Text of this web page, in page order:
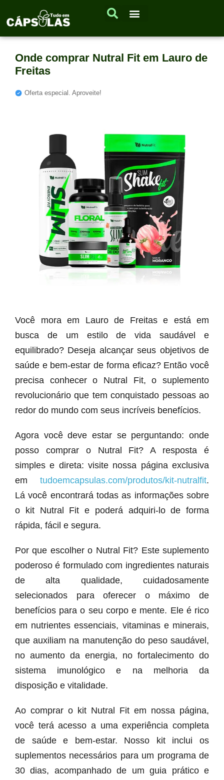
Onde comprar Nutral Fit em Lauro de
Freitas
Oferta especial. Aproveite!
Você mora em Lauro de Freitas e está em
busca de um estilo de vida saudável e
equilibrado? Deseja alcançar seus objetivos de
saúde e bem-estar de forma eficaz? Então você
precisa conhecer o Nutral Fit, o suplemento
revolucionário que tem conquistado pessoas ao
redor do mundo com seus incríveis benefícios.
Agora você deve estar se perguntando: onde
posso comprar o Nutral Fit? A resposta é
simples e direta: visite nossa página exclusiva
em tudoemcapsulas.com/produtos/kit-nutralfit.
Lá você encontrará todas as informações sobre
o kit Nutral Fit e poderá adquiri-lo de forma
rápida, fácil e segura.
Por que escolher o Nutral Fit? Este suplemento
poderoso é formulado com ingredientes naturais
de alta qualidade, cuidadosamente
selecionados para oferecer o máximo de
benefícios para o seu corpo e mente. Ele é rico
em nutrientes essenciais, vitaminas e minerais,
que auxiliam na manutenção do peso saudável,
no aumento da energia, no fortalecimento do
sistema imunológico e na melhoria da
disposição e vitalidade.
Ao comprar o kit Nutral Fit em nossa página,
você terá acesso a uma experiência completa
de saúde e bem-estar. Nosso kit inclui os
suplementos necessários para um programa de
30 dias, acompanhado de um guia prático e